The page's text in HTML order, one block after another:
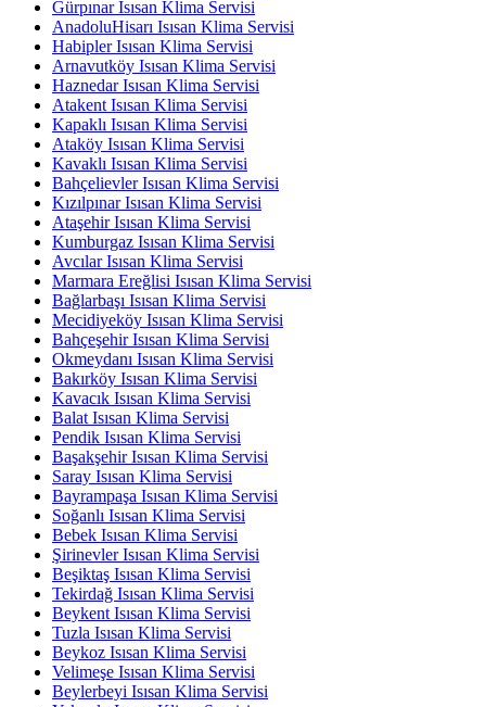
Gürpınar Isısan Klima Servisi
AnadoluHisarı Isısan Klima Servisi
Habipler Isısan Klima Servisi
Arnavutköy Isısan Klima Servisi
Haznedar Isısan Klima Servisi
Atakent Isısan Klima Servisi
Kapaklı Isısan Klima Servisi
Ataköy Isısan Klima Servisi
Kavaklı Isısan Klima Servisi
Bahçelievler Isısan Klima Servisi
Kızılpınar Isısan Klima Servisi
Ataşehir Isısan Klima Servisi
Kumburgaz Isısan Klima Servisi
Avcılar Isısan Klima Servisi
Marmara Ereğlisi Isısan Klima Servisi
Bağlarbaşı Isısan Klima Servisi
Mecidiyeköy Isısan Klima Servisi
Bahçeşehir Isısan Klima Servisi
Okmeydanı Isısan Klima Servisi
Bakırköy Isısan Klima Servisi
Kavacık Isısan Klima Servisi
Balat Isısan Klima Servisi
Pendik Isısan Klima Servisi
Başakşehir Isısan Klima Servisi
Saray Isısan Klima Servisi
Bayrampaşa Isısan Klima Servisi
Soğanlı Isısan Klima Servisi
Bebek Isısan Klima Servisi
Şirinevler Isısan Klima Servisi
Beşiktaş Isısan Klima Servisi
Tekirdağ Isısan Klima Servisi
Beykent Isısan Klima Servisi
Tuzla Isısan Klima Servisi
Beykoz Isısan Klima Servisi
Velimeşe Isısan Klima Servisi
Beylerbeyi Isısan Klima Servisi